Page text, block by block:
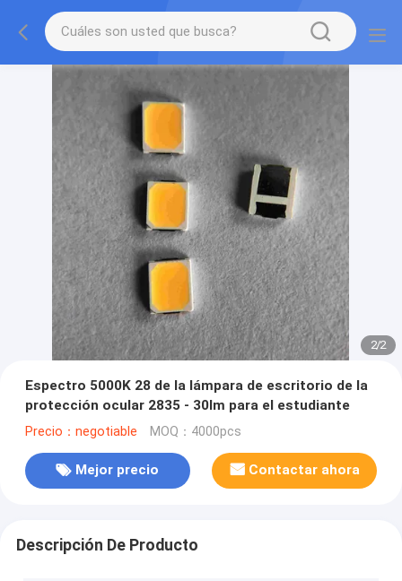
2/2
Espectro 5000K 28 de la lámpara de escritorio de la
protección ocular 2835 - 30lm para el estudiante
Precio：negotiable MOQ：4000pcs
Mejor precio Contactar ahora
Descripción De Producto